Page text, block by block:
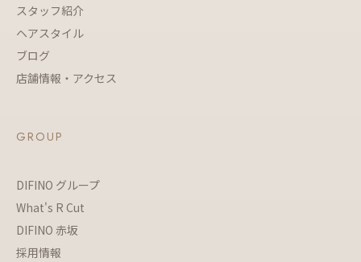
スタッフ紹介
ヘアスタイル
ブログ
店舗情報・アクセス
GROUP
DIFINO グループ
What's R Cut
DIFINO 赤坂
採用情報